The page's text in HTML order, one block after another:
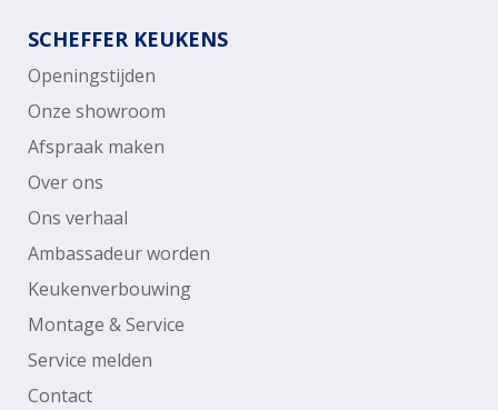
SCHEFFER KEUKENS
Openingstijden
Onze showroom
Afspraak maken
Over ons
Ons verhaal
Ambassadeur worden
Keukenverbouwing
Montage & Service
Service melden
Contact